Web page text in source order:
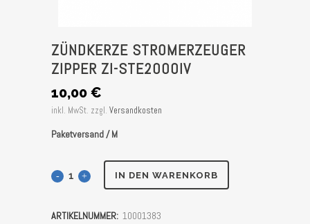
ZÜNDKERZE STROMERZEUGER
ZIPPER ZI-STE2000IV
10,00 €
inkl. MwSt. zzgl. Versandkosten
Paketversand / M
Zündkerze IN DEN WARENKORB
ARTIKELNUMMER: 10001383